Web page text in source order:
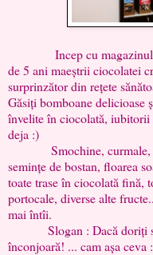
Incep cu magazinul Te
de 5 ani maeștrii ciocolatei
surprinzător din rețete
Găsiți bomboane delicioase
învelite în ciocolată, iubitorii
deja :)
Smochine, curmale,
semințe de bostan, floarea
toate trase în ciocolată fină,
portocale, diverse alte
mai întîi.
Slogan : Dacă doriți să
înconjoară! ... cam așa ceva